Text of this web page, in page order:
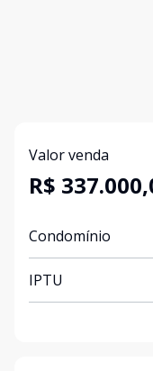
Valor venda
R$
Condomínio
IPTU